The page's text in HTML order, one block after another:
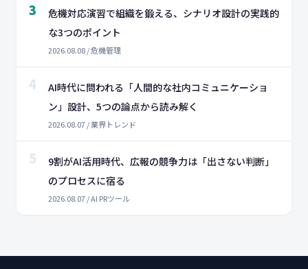
3
危機対応演習で組織を鍛える、シナリオ設計の実践的
な3つのポイント
2026.08.08 / 危機管理
4
AI時代に問われる「人間的な社内コミュニケーショ
ン」設計、5つの論点から読み解く
2026.08.07 / 業界トレンド
5
9割がAI活用時代、広報の競争力は「出さない判断」
のプロセスに宿る
2026.08.07 / AI PRツール